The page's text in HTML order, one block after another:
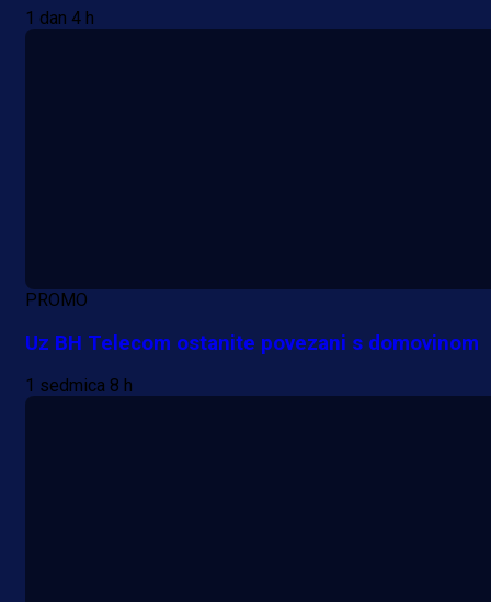
1 dan 4 h
PROMO
Uz BH Telecom ostanite povezani s domovinom
1 sedmica 8 h